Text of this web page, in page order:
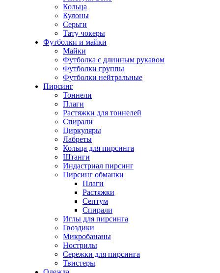
Кольца
Кулоны
Серьги
Тату чокеры
Футболки и майки
Майки
Футболка с длинным рукавом
Футболки группы
Футболки нейтральные
Пирсинг
Тоннели
Плаги
Растяжки для тоннелей
Спирали
Циркуляры
Лабреты
Кольца для пирсинга
Штанги
Индастриал пирсинг
Пирсинг обманки
Плаги
Растяжки
Септум
Спирали
Иглы для пирсинга
Гвоздики
Микробананы
Нострилы
Сережки для пирсинга
Твистеры